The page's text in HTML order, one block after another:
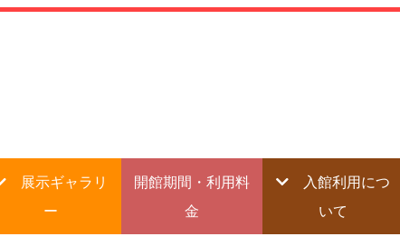
展示ギャラリ
ー
開館期間・利用料
金
入館利用につ
いて